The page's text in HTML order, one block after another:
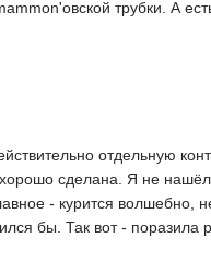
трубки. А
отдельную
сделана. Я не нашёл
- курится волшебно,
бы. Так вот - поразила